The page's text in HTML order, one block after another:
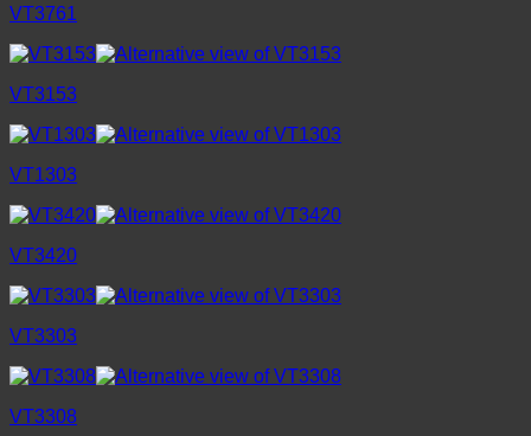
VT3761
VT3153
VT1303
VT3420
VT3303
VT3308